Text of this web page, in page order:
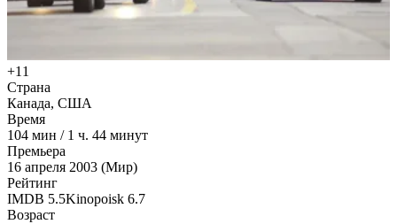
+11
Страна
Канада, США
Время
104 мин / 1 ч. 44 минут
Премьера
16 апреля 2003 (Мир)
Рейтинг
IMDB 5.5Kinopoisk 6.7
Возраст